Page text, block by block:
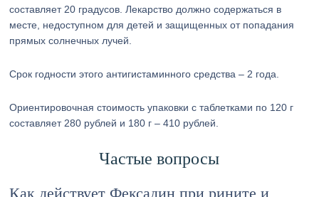
составляет 20 градусов. Лекарство должно содержаться в
месте, недоступном для детей и защищенных от попадания
прямых солнечных лучей.
Срок годности этого антигистаминного средства – 2 года.
Ориентировочная стоимость упаковки с таблетками по 120 г
составляет 280 рублей и 180 г – 410 рублей.
Частые вопросы
Как действует Фексадин при рините и